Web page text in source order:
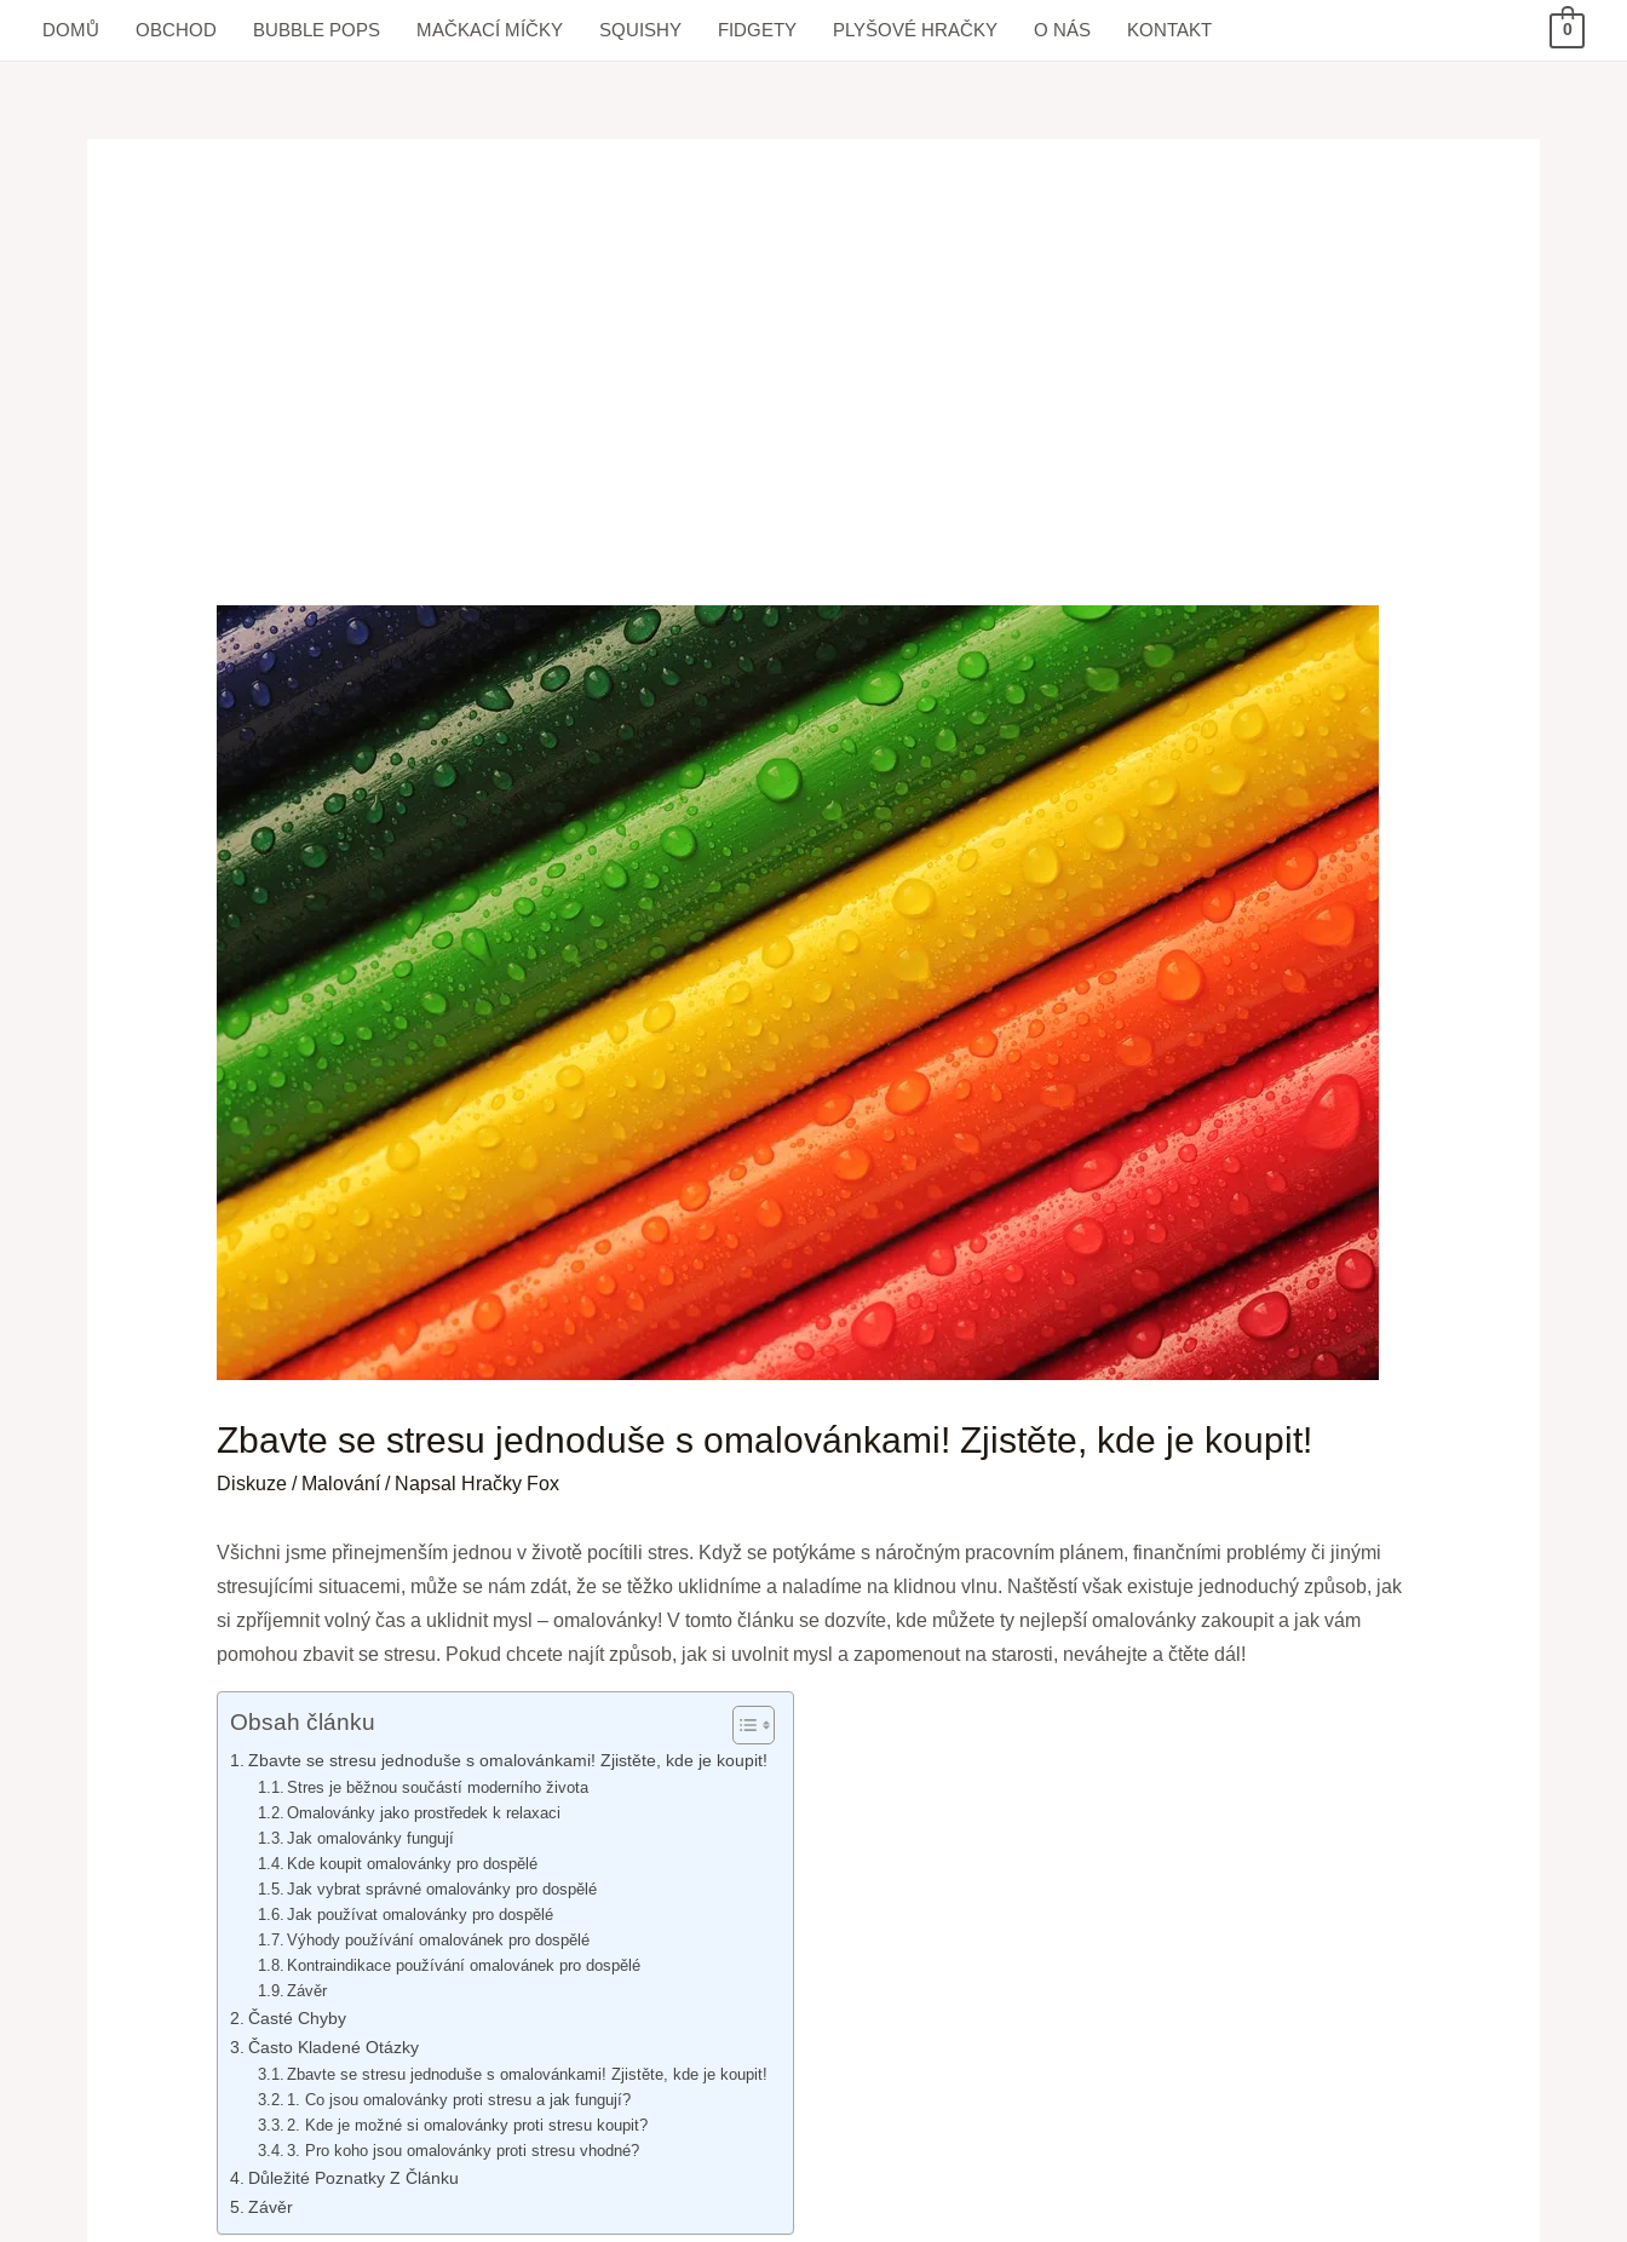
DOMŮ OBCHOD BUBBLE POPS MAČKACÍ MÍČKY SQUISHY FIDGETY PLYŠOVÉ HRAČKY O NÁS KONTAKT 0
Zbavte se stresu jednoduše s omalovánkami! Zjistěte, kde je koupit!
Diskuze / Malování/ Napsal Hračky Fox
Všichni jsme přinejmenším jednou v životě pocítili stres. Když se potýkáme s náročným pracovním plánem, finančními problémy či jinými
stresujícími situacemi, může se nám zdát, že se těžko uklidníme a naladíme na klidnou vlnu. Naštěstí však existuje jednoduchý způsob, jak
si zpříjemnit volný čas a uklidnit mysl – omalovánky! V tomto článku se dozvíte, kde můžete ty nejlepší omalovánky zakoupit a jak vám
pomohou zbavit se stresu. Pokud chcete najít způsob, jak si uvolnit mysl a zapomenout na starosti, neváhejte a čtěte dál!
Obsah článku
Zbavte se stresu jednoduše s omalovánkami! Zjistěte, kde je koupit!
Stres je běžnou součástí moderního života
Omalovánky jako prostředek k relaxaci
Jak omalovánky fungují
Kde koupit omalovánky pro dospělé
Jak vybrat správné omalovánky pro dospělé
Jak používat omalovánky pro dospělé
Výhody používání omalovánek pro dospělé
Kontraindikace používání omalovánek pro dospělé
Závěr
Časté Chyby
Často Kladené Otázky
Zbavte se stresu jednoduše s omalovánkami! Zjistěte, kde je koupit!
1. Co jsou omalovánky proti stresu a jak fungují?
2. Kde je možné si omalovánky proti stresu koupit?
3. Pro koho jsou omalovánky proti stresu vhodné?
Důležité Poznatky Z Článku
Závěr